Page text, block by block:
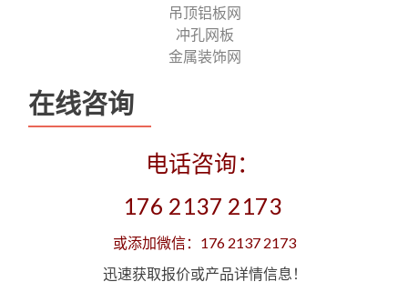
吊顶铝板网
冲孔网板
金属装饰网
在线咨询
电话咨询：
176 2137 2173
或添加微信：176 2137 2173
迅速获取报价或产品详情信息！